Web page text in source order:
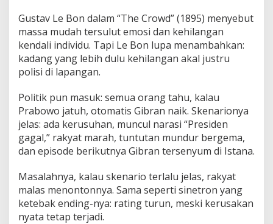
Gustav Le Bon dalam “The Crowd” (1895) menyebut
massa mudah tersulut emosi dan kehilangan
kendali individu. Tapi Le Bon lupa menambahkan:
kadang yang lebih dulu kehilangan akal justru
polisi di lapangan.
Politik pun masuk: semua orang tahu, kalau
Prabowo jatuh, otomatis Gibran naik. Skenarionya
jelas: ada kerusuhan, muncul narasi “Presiden
gagal,” rakyat marah, tuntutan mundur bergema,
dan episode berikutnya Gibran tersenyum di Istana.
Masalahnya, kalau skenario terlalu jelas, rakyat
malas menontonnya. Sama seperti sinetron yang
ketebak ending-nya: rating turun, meski kerusakan
nyata tetap terjadi.